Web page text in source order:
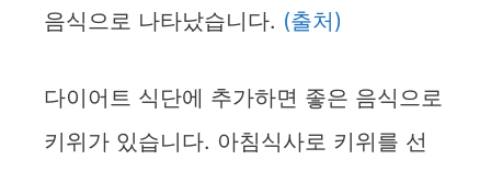
음식으로 나타났습니다. (출처)
다이어트 식단에 추가하면 좋은 음식으로
키위가 있습니다. 아침식사로 키위를 선